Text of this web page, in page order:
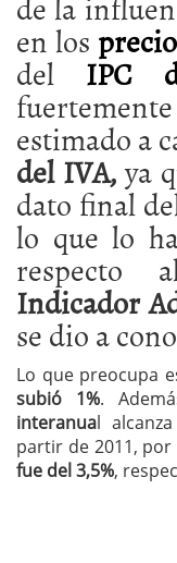
en los
del IPC
estimado a
del IVA,ya
dato final
lo que lo
respecto
Indicador
se dio a
Lo que preocupa
subió 1%.
interanual
partir de 2011, por
fue del 3,5%,